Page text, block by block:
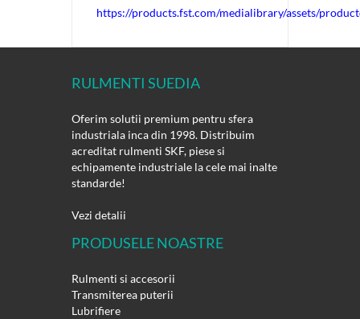
https://products.fst.com/medialibrary/assets/
RULMENTI SUEDIA
Oferim solutii premium pentru sfera
industriala inca din 1998. Distribuim
acreditat rulmenti SKF, piese si
echipamente industriale la cele mai inalte
standarde!
Vezi detalii
PRODUSELE NOASTRE
Rulmenti si accesorii
Transmiterea puterii
Lubrifiere